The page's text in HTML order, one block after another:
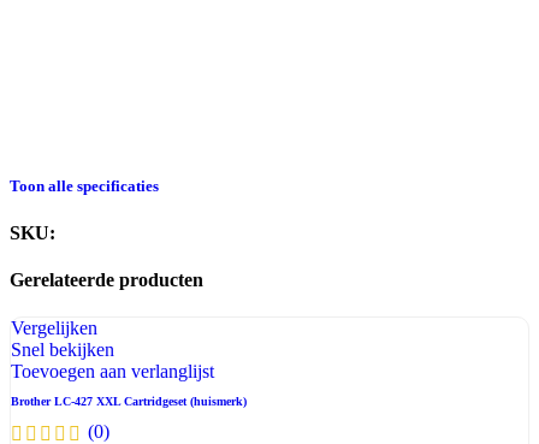
Toon alle specificaties
SKU:
Gerelateerde producten​
Vergelijken
Snel bekijken
Toevoegen aan verlanglijst
Brother LC-427 XXL Cartridgeset (huismerk)
(0)